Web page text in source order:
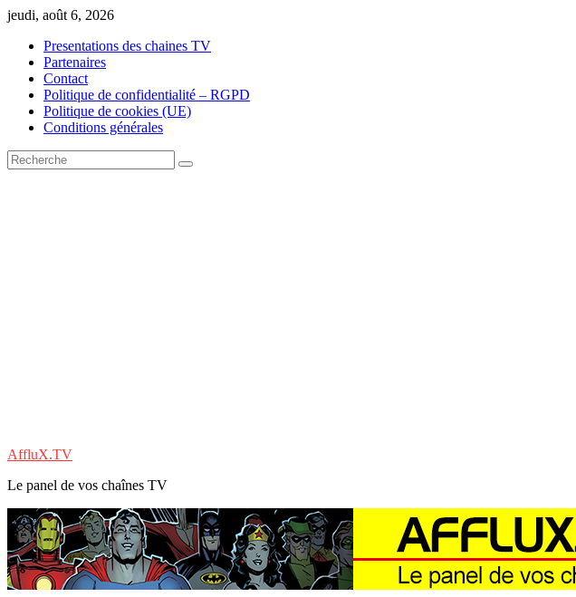
Skip
content
jeudi, août 6, 2026
Presentations des chaines TV
Partenaires
Contact
Politique de confidentialité – RGPD
Politique de cookies (UE)
Conditions générales
AffluX.TV
Le panel de vos chaînes TV